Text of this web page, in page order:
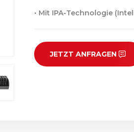
• Mit IPA-Technologie
JETZT ANFRAGEN